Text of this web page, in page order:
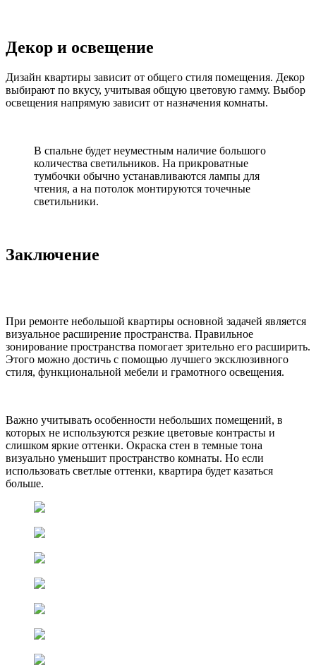
Декор и освещение
Дизайн квартиры зависит от общего стиля помещения. Декор
выбирают по вкусу, учитывая общую цветовую гамму. Выбор
освещения напрямую зависит от назначения комнаты.
В спальне будет неуместным наличие большого
количества светильников. На прикроватные
тумбочки обычно устанавливаются лампы для
чтения, а на потолок монтируются точечные
светильники.
Заключение
При ремонте небольшой квартиры основной задачей является
визуальное расширение пространства. Правильное
зонирование пространства помогает зрительно его расширить.
Этого можно достичь с помощью лучшего эксклюзивного
стиля, функциональной мебели и грамотного освещения.
Важно учитывать особенности небольших помещений, в
которых не используются резкие цветовые контрасты и
слишком яркие оттенки. Окраска стен в темные тона
визуально уменьшит пространство комнаты. Но если
использовать светлые оттенки, квартира будет казаться
больше.